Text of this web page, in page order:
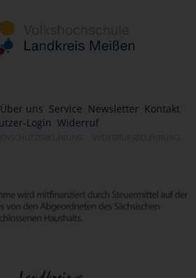
Über uns Service Newsletter Kontakt
Login Widerruf